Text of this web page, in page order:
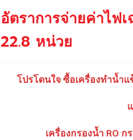
อัตราการจ่ายค่าไฟ
22.8 หน่วย
โปรโดนใจ ซื้อเครื่องทำน้ำ
เครื่องกรองน้ำ RO